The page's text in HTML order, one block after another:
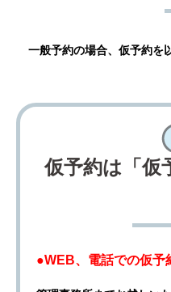
一般予約の場合、仮予約を
仮予約は「仮
●WEB、電話での仮予